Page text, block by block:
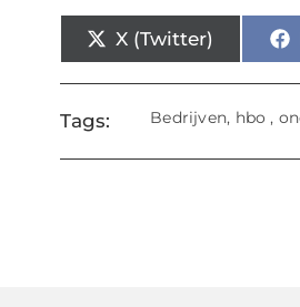
X (Twitter)
Tags: Bedrijven, hbo ,